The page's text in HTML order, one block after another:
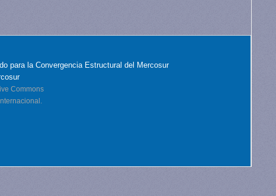
para la Convergencia Estructural del Mercosur
Commons